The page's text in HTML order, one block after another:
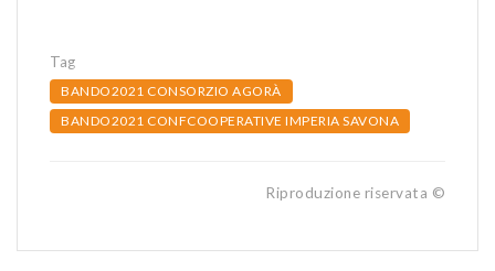
Tag
BANDO2021 CONSORZIO AGORÀ
BANDO2021 CONFCOOPERATIVE IMPERIA SAVONA
Riproduzione riservata ©